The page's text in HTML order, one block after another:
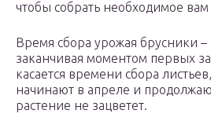
чтобы собрать необходимое вам
Время сбора урожая брусники –
заканчивая моментом первых
касается времени сбора
начинают в апреле и
растение не зацветет.